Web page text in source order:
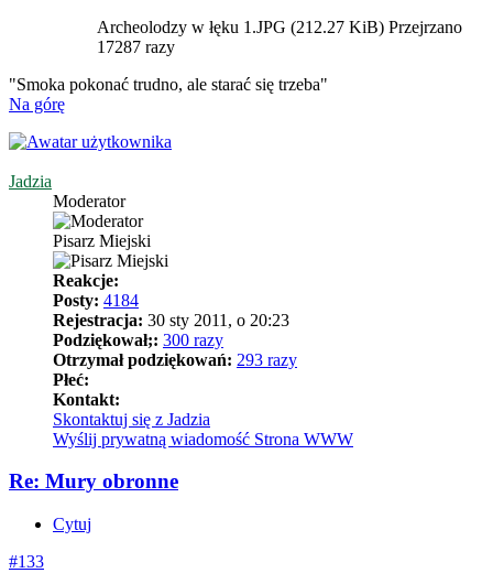
Archeolodzy w łęku 1.JPG (212.27 KiB) Przejrzano
17287 razy
"Smoka pokonać trudno, ale starać się trzeba"
Na górę
Jadzia
Moderator
Pisarz Miejski
Reakcje:
Posty: 4184
Rejestracja: 30 sty 2011, o 20:23
Podziękował;: 300 razy
Otrzymał podziękowań: 293 razy
Płeć:
Kontakt:
Skontaktuj się z Jadzia
Wyślij prywatną wiadomość Strona WWW
Re: Mury obronne
Cytuj
#133